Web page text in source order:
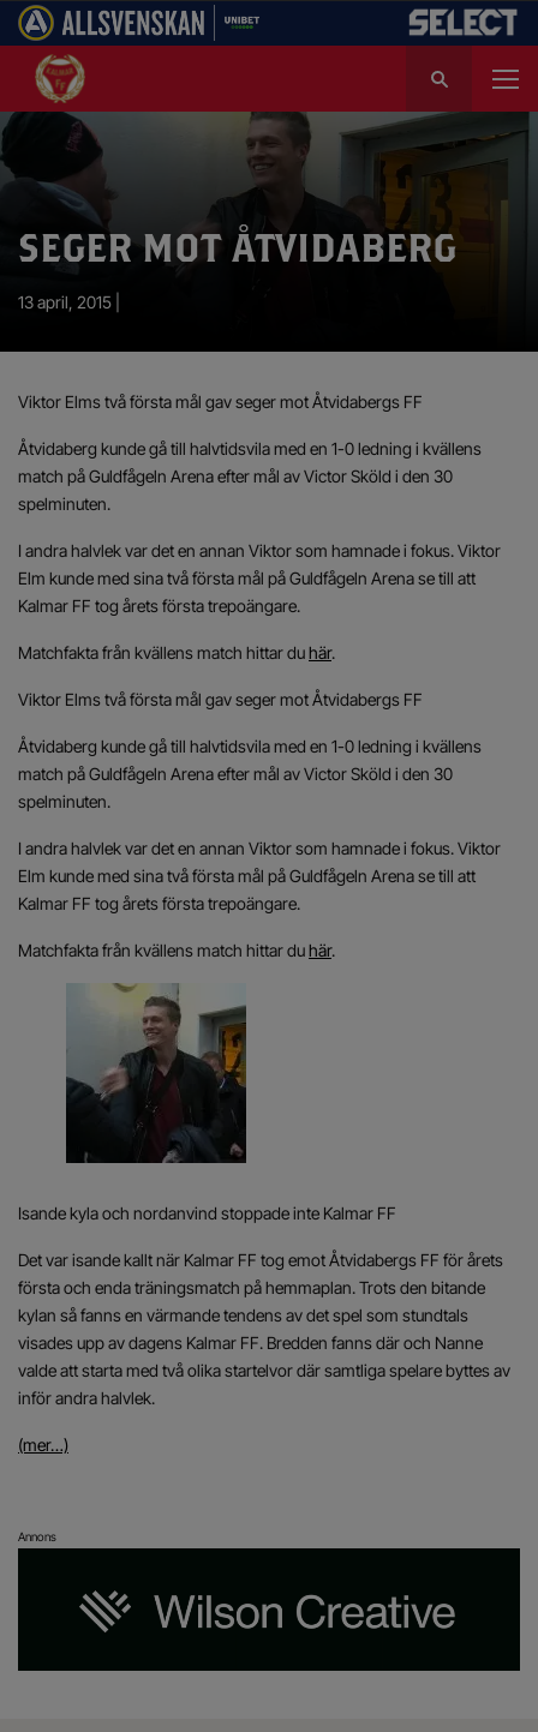
k
e
SEGER MOT ÅTVIDABERG
13 april, 2015 |
Viktor Elms två första mål gav seger mot Åtvidabergs FF
Åtvidaberg kunde gå till halvtidsvila med en 1-0 ledning i kvällens
match på Guldfågeln Arena efter mål av Victor Sköld i den 30
spelminuten.
I andra halvlek var det en annan Viktor som hamnade i fokus. Viktor
Elm kunde med sina två första mål på Guldfågeln Arena se till att
Kalmar FF tog årets första trepoängare.
Matchfakta från kvällens match hittar duhär.
Viktor Elms två första mål gav seger mot Åtvidabergs FF
Åtvidaberg kunde gå till halvtidsvila med en 1-0 ledning i kvällens
match på Guldfågeln Arena efter mål av Victor Sköld i den 30
spelminuten.
I andra halvlek var det en annan Viktor som hamnade i fokus. Viktor
Elm kunde med sina två första mål på Guldfågeln Arena se till att
Kalmar FF tog årets första trepoängare.
Matchfakta från kvällens match hittar duhär.
Isande kyla och nordanvind stoppade inte Kalmar FF
Det var isande kallt när Kalmar FF tog emot Åtvidabergs FF för årets
första och enda träningsmatch på hemmaplan. Trots den bitande
kylan så fanns en värmande tendens av det spel som stundtals
visades upp av dagens Kalmar FF. Bredden fanns där och Nanne
valde att starta med två olika startelvor där samtliga spelare byttes av
inför andra halvlek.
(mer…)
Annons